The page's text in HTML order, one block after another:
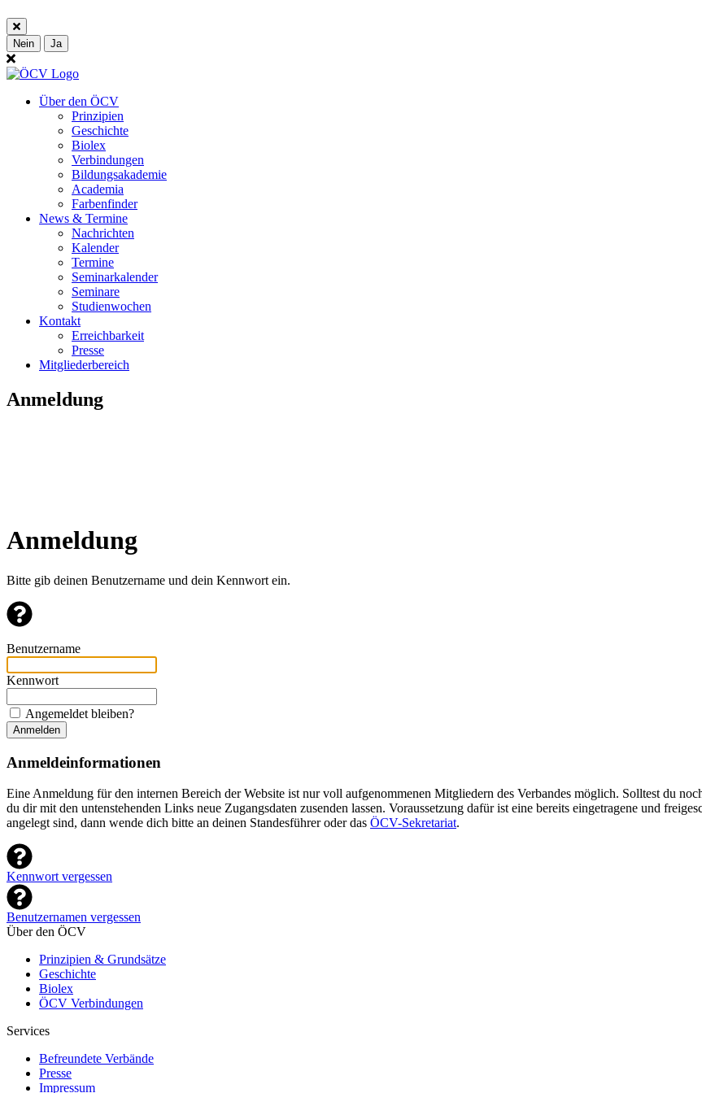
Nein Ja
Über den ÖCV
Prinzipien
Geschichte
Biolex
Verbindungen
Bildungsakademie
Academia
Farbenfinder
News & Termine
Nachrichten
Kalender
Termine
Seminarkalender
Seminare
Studienwochen
Kontakt
Erreichbarkeit
Presse
Mitgliederbereich
Anmeldung
Anmeldung
Bitte gib deinen Benutzername und dein Kennwort ein.
Benutzername
Kennwort
Angemeldet bleiben?
Anmelden
Anmeldeinformationen
Eine Anmeldung für den internen Bereich der Website ist nur voll aufgenommenen Mitgliedern des Verbandes möglich. Solltest du
du dir mit den untenstehenden Links neue Zugangsdaten zusenden lassen. Voraussetzung dafür ist eine bereits eingetragene und
angelegt sind, dann wende dich bitte an deinen Standesführer oder das ÖCV-Sekretariat.
Kennwort vergessen
Benutzernamen vergessen
Über den ÖCV
Prinzipien & Grundsätze
Geschichte
Biolex
ÖCV Verbindungen
Services
Befreundete Verbände
Presse
Impressum